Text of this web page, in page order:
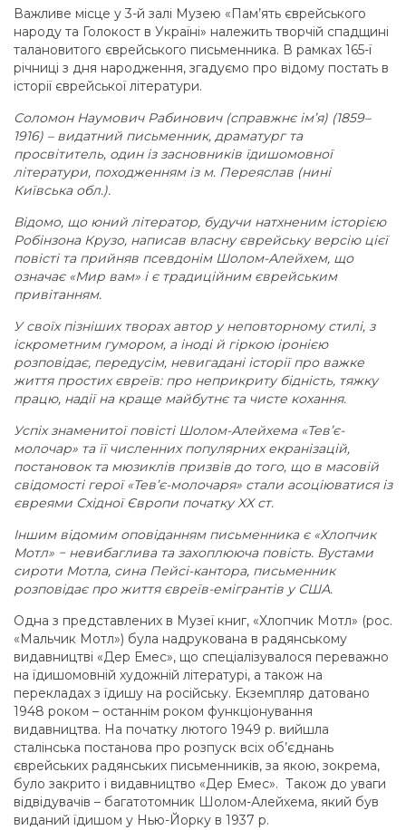
Важливе місце у 3-й залі Музею «Пам’ять єврейського
народу та Голокост в Україні» належить творчій спадщині
талановитого єврейського письменника. В рамках 165-ї
річниці з дня народження, згадуємо про відому постать в
історії єврейської літератури.
Соломон Наумович Рабинович (справжнє ім’я) (1859–
1916) – видатний письменник, драматург та
просвітитель, один із засновників їдишомовної
літератури, походженням із м. Переяслав (нині
Київська обл.).
Відомо, що юний літератор, будучи натхненим історією
Робінзона Крузо, написав власну єврейську версію цієї
повісті та прийняв псевдонім Шолом-Алейхем, що
означає «Мир вам» і є традиційним єврейським
привітанням.
У своїх пізніших творах автор у неповторному стилі, з
іскрометним гумором, а іноді й гіркою іронією
розповідає, передусім, невигадані історії про важке
життя простих євреїв: про неприкриту бідність, тяжку
працю, надії на краще майбутнє та чисте кохання.
Успіх знаменитої повісті Шолом-Алейхема «Тев’є-
молочар» та її численних популярних екранізацій,
постановок та мюзиклів призвів до того, що в масовій
свідомості герої «Тев’є-молочаря» стали асоціюватися із
євреями Східної Європи початку XX ст.
Іншим відомим оповіданням письменника є «Хлопчик
Мотл» − невибаглива та захоплююча повість. Вустами
сироти Мотла, сина Пейсі-кантора, письменник
розповідає про життя євреїв-емігрантів у США.
Одна з представлених в Музеї книг, «Хлопчик Мотл» (рос.
«Мальчик Мотл») була надрукована в радянському
видавництві «Дер Емес», що спеціалізувалося переважно
на їдишомовній художній літературі, а також на
перекладах з їдишу на російську. Екземпляр датовано
1948 роком – останнім роком функціонування
видавництва. На початку лютого 1949 р. вийшла
сталінська постанова про розпуск всіх об’єднань
єврейських радянських письменників, за якою, зокрема,
було закрито і видавництво «Дер Емес». Також до уваги
відвідувачів – багатотомник Шолом-Алейхема, який був
виданий їдишом у Нью-Йорку в 1937 р.